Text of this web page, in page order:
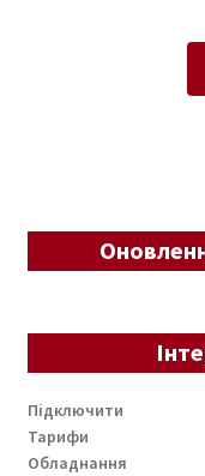
Підключити
Тарифи
Обладнання